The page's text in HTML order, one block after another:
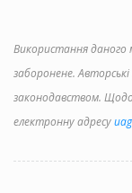
Використання даного
заборонене.
законодавством.
електронну адресу